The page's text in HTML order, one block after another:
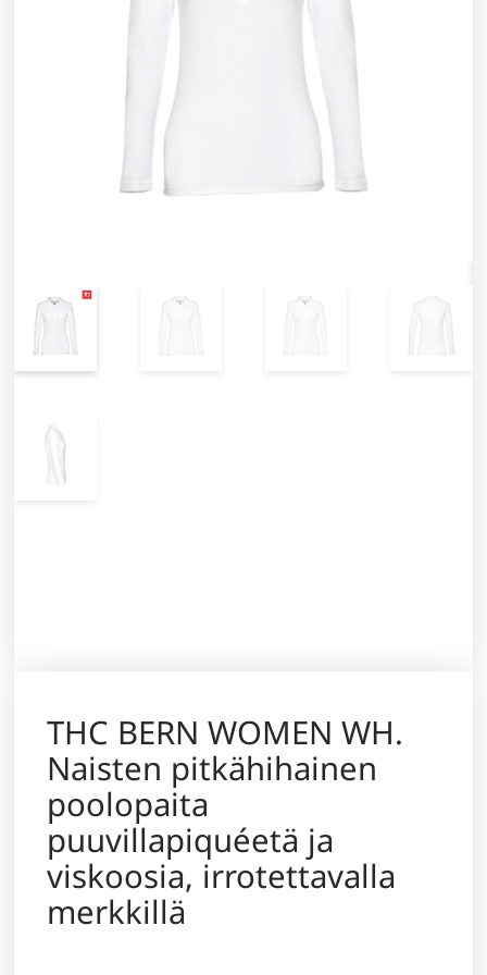
THC BERN WOMEN WH.
Naisten pitkähihainen
poolopaita
puuvillapiquéetä ja
viskoosia, irrotettavalla
merkkillä